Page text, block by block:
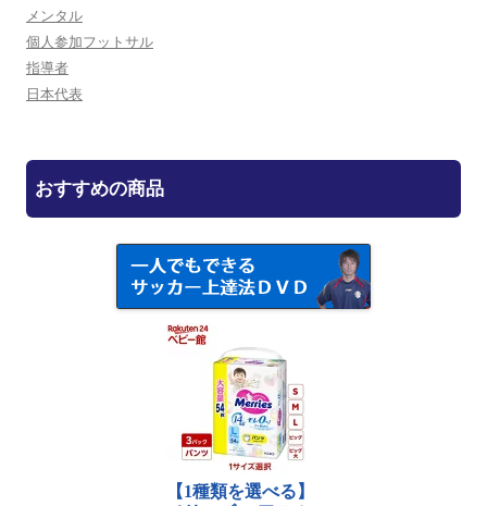
メンタル
個人参加フットサル
指導者
日本代表
おすすめの商品